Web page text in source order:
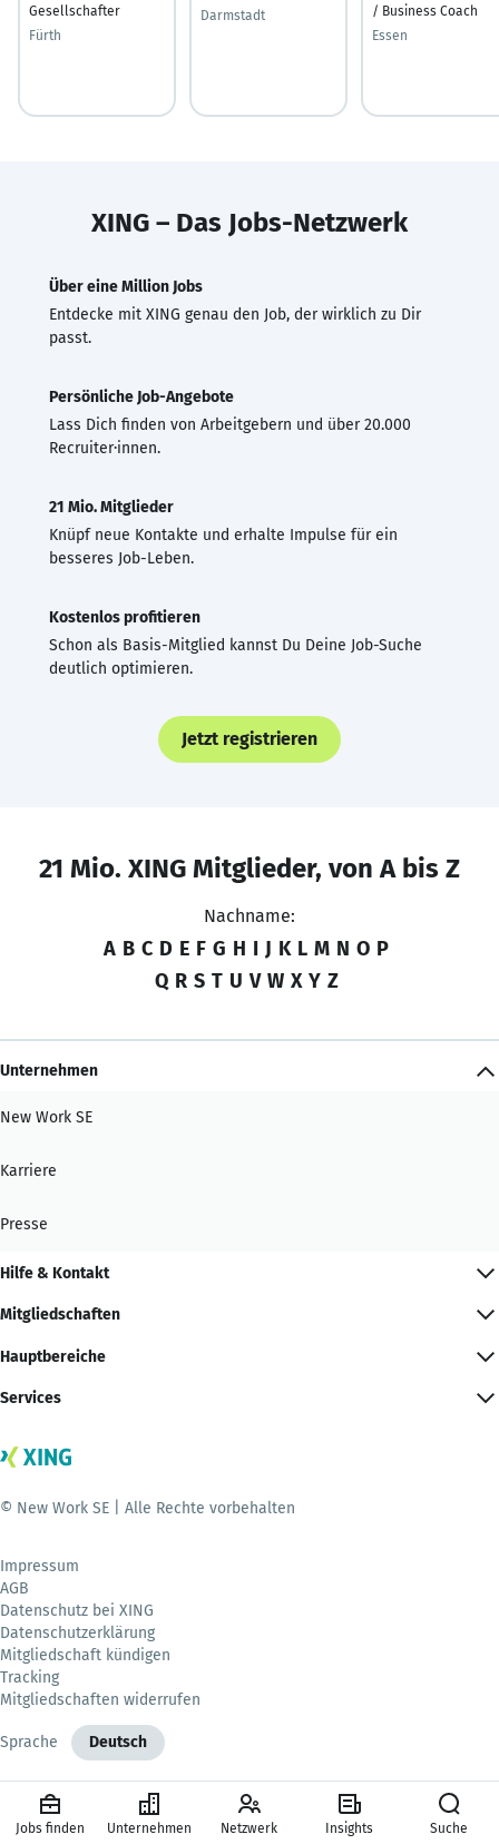
Gesellschafter
Fürth
Darmstadt
/ Business Coach
Essen
XING – Das Jobs-Netzwerk
Über eine Million Jobs
Entdecke mit XING genau den Job, der wirklich zu Dir
passt.
Persönliche Job-Angebote
Lass Dich finden von Arbeitgebern und über 20.000
Recruiter·innen.
21 Mio. Mitglieder
Knüpf neue Kontakte und erhalte Impulse für ein
besseres Job-Leben.
Kostenlos profitieren
Schon als Basis-Mitglied kannst Du Deine Job-Suche
deutlich optimieren.
Jetzt registrieren
21 Mio. XING Mitglieder, von A bis Z
Nachname:
A B C D E F G H I J K L M N O P
Q R S T U V W X Y Z
Unternehmen
New Work SE
Karriere
Presse
Hilfe & Kontakt
Mitgliedschaften
Hauptbereiche
Services
© New Work SE | Alle Rechte vorbehalten
Impressum
AGB
Datenschutz bei XING
Datenschutzerklärung
Mitgliedschaft kündigen
Tracking
Mitgliedschaften widerrufen
Sprache Deutsch
Jobs finden Unternehmen Netzwerk Insights Suche